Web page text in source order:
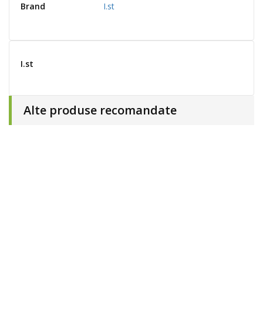
Brand I.st
I.st
Alte produse recomandate